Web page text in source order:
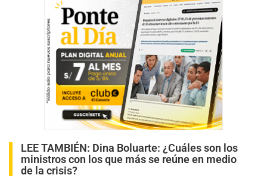
LEE TAMBIÉN: Dina Boluarte: ¿Cuáles son los
ministros con los que más se reúne en medio
de la crisis?